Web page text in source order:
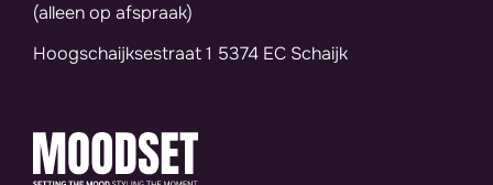
(alleen op afspraak)
Hoogschaijksestraat 1 5374 EC Schaijk